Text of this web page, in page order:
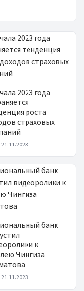
2023 года
роста
страховых
21.11.2023
банк
к
Чингиза
21.11.2023